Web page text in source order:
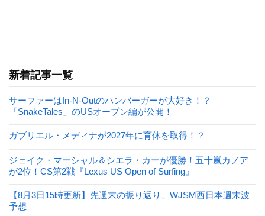
新着記事一覧
サーファーはIn-N-Outのハンバーガーが大好き！？
「SnakeTales」のUSオープン編が公開！
ガブリエル・メディナが2027年に育休を取得！？
ジェイク・マーシャル＆シエラ・カーが優勝！五十嵐カノア
が2位！CS第2戦『Lexus US Open of Surfing』
【8月3日15時更新】先週末の振り返り、WJSM西日本週末波
予想